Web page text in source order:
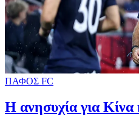
ΠΑΦΟΣ FC
Η ανησυχία για Κίνα